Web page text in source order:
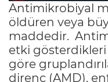
Antimikrobiyal
öldüren veya
maddedir.
etki
göre
direnç (AMD),